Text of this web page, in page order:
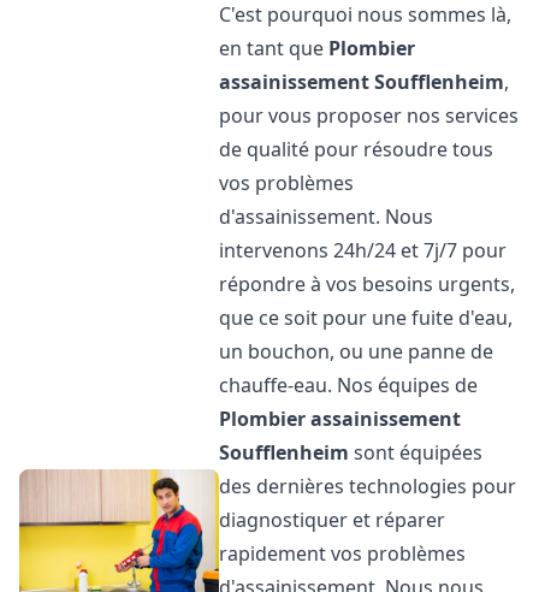
C'est pourquoi nous sommes là,
en tant que Plombier
assainissementSoufflenheim,
pour vous proposer nos services
de qualité pour résoudre tous
vos problèmes
d'assainissement. Nous
intervenons 24h/24 et 7j/7 pour
répondre à vos besoins urgents,
que ce soit pour une fuite d'eau,
un bouchon, ou une panne de
chauffe-eau. Nos équipes de
Plombier assainissement
Soufflenheim sont équipées
des dernières technologies pour
diagnostiquer et réparer
rapidement vos problèmes